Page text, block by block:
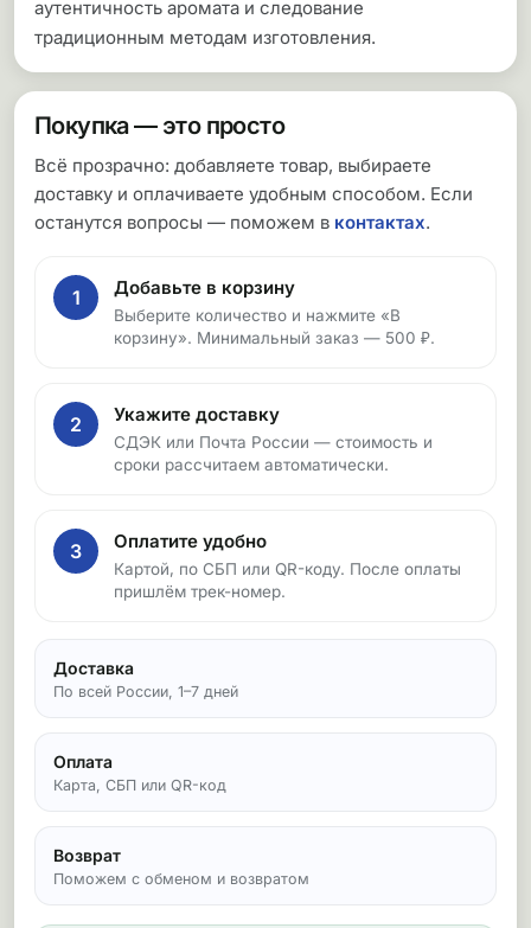
аутентичность аромата и следование
традиционным методам изготовления.
Покупка — это просто
Всё прозрачно: добавляете товар, выбираете
доставку и оплачиваете удобным способом. Если
останутся вопросы — поможем в контактах.
1 Добавьте в корзину
Выберите количество и нажмите «В
корзину». Минимальный заказ — 500 ₽.
2 Укажите доставку
СДЭК или Почта России — стоимость и
сроки рассчитаем автоматически.
3 Оплатите удобно
Картой, по СБП или QR-коду. После оплаты
пришлём трек-номер.
Доставка
По всей России, 1–7 дней
Оплата
Карта, СБП или QR-код
Возврат
Поможем с обменом и возвратом